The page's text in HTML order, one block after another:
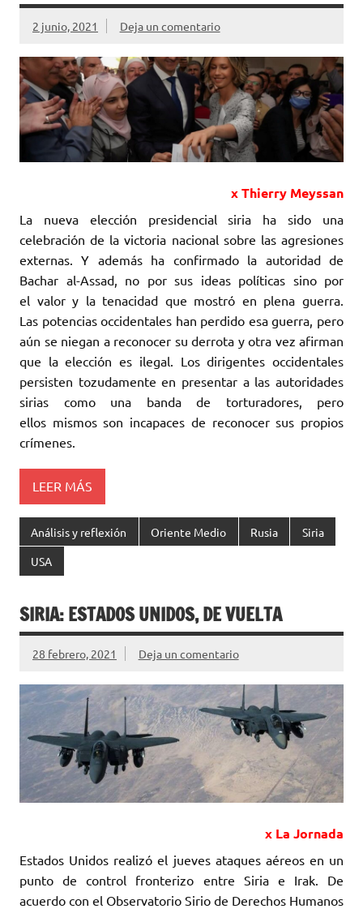
2 junio, 2021 Deja un comentario
x Thierry Meyssan
La nueva elección presidencial siria ha sido una
celebración de la victoria nacional ‎sobre las agresiones
externas. Y además ha confirmado la autoridad de
Bachar al-‎Assad, no por sus ideas políticas sino por
el valor y la tenacidad que mostró en plena ‎guerra.
Las potencias occidentales han perdido esa guerra, pero
aún se niegan a ‎reconocer su derrota y otra vez afirman
que la elección es ilegal. Los dirigentes ‎occidentales
persisten tozudamente en presentar a las autoridades
sirias como una banda ‎de torturadores, pero
ellos mismos son incapaces de reconocer sus propios
‎crímenes. ‎
LEER MÁS
Análisis y reflexión Oriente Medio Rusia Siria
USA
SIRIA: ESTADOS UNIDOS, DE VUELTA
28 febrero, 2021 Deja un comentario
x La Jornada
Estados Unidos realizó el jueves ataques aéreos en un
punto de control fronterizo entre Siria e Irak. De
acuerdo con el Observatorio Sirio de Derechos Humanos